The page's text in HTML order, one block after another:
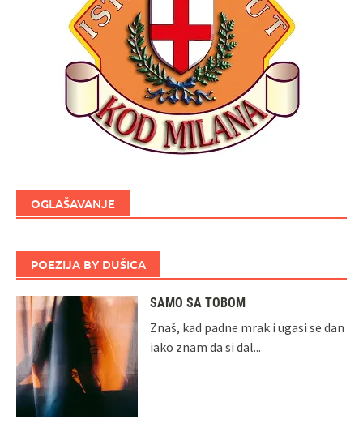
OGLAŠAVANJE
POEZIJA BY DUŠICA
SAMO SA TOBOM
Znaš, kad padne mrak i ugasi se dan
iako znam da si dal...